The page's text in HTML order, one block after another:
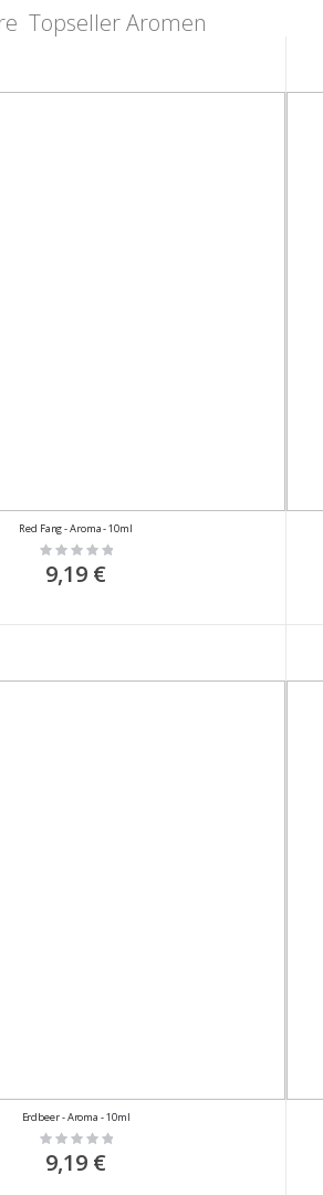
Topseller Aromen
Red Fang - Aroma - 10ml
Rating:
0%
9,19 €
Erdbeer - Aroma - 10ml
Rating:
0%
9,19 €